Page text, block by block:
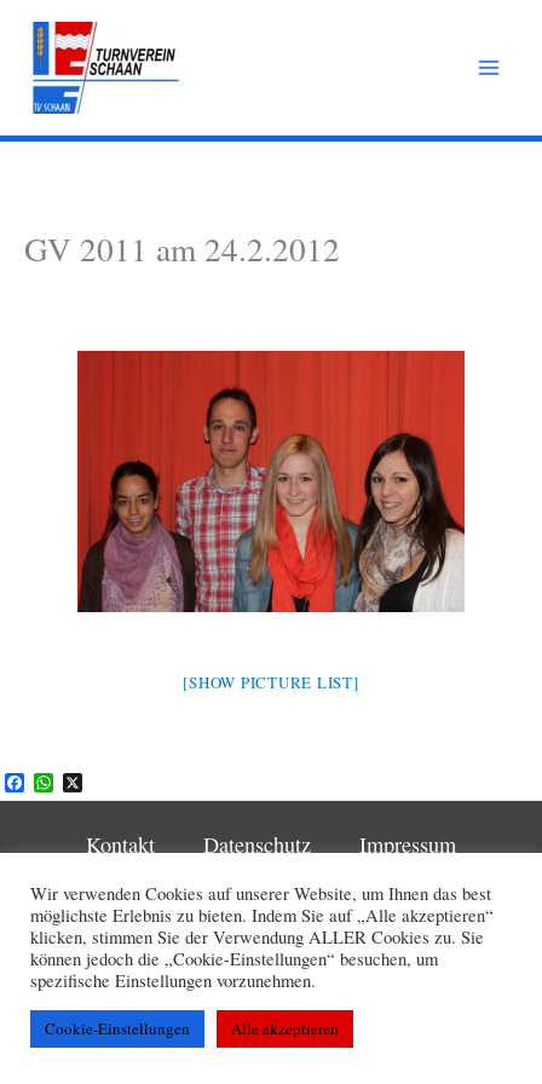
Zum
Inhalt
springen
GV 2011 am 24.2.2012
[SHOW PICTURE LIST]
F
a
b
o
k
W
h
s
p
p
Kontakt Datenschutz Impressum
Copyright © 2026 Turnverein Schaan
Wir verwenden Cookies auf unserer Website, um Ihnen das best
möglichste Erlebnis zu bieten. Indem Sie auf „Alle akzeptieren“
klicken, stimmen Sie der Verwendung ALLER Cookies zu. Sie
können jedoch die „Cookie-Einstellungen“ besuchen, um
spezifische Einstellungen vorzunehmen.
Cookie-Einstellungen Alle akzeptieren